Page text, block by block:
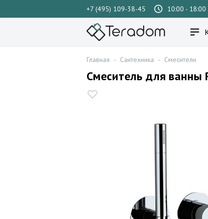
+7 (495) 109-38-45 10:00 - 18:00
Главная - Сантехника - Смесители
Смеситель для ванны